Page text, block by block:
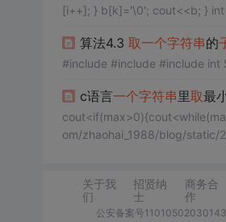
算法4.3 取一个字符串的
c语言一个字符串 里取最
om/zhaohai_1988/blog/static/
关于我
们
招贤纳
士
商务合
作
公安备案号11010502030143